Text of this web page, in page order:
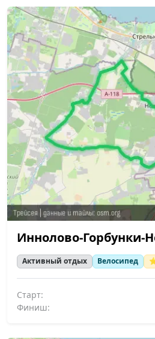
Иннолово-Горбунки-
Активный отдых Велосипед
Старт:
Финиш: